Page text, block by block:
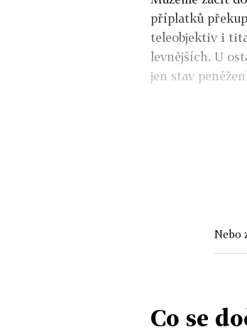
příplatků
teleobjektiv i
levnějších. U
jen stav
Nebo
Co se